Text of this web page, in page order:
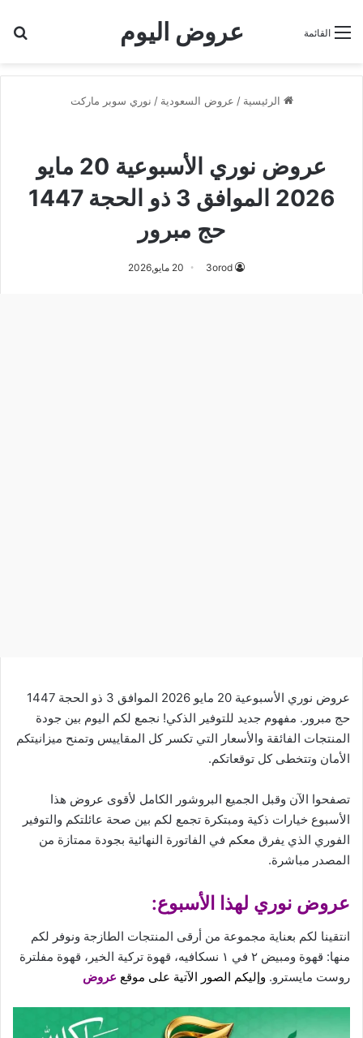
عروض اليوم القائمة
الرئيسية / عروض السعودية / نوري سوبر ماركت
عروض نوري الأسبوعية 20 مايو
2026 الموافق 3 ذو الحجة 1447
حج مبرور
3orod 20 مايو,2026
عروض نوري الأسبوعية 20 مايو 2026 الموافق 3 ذو الحجة 1447
حج مبرور. مفهوم جديد للتوفير الذكي! نجمع لكم اليوم بين جودة
المنتجات الفائقة والأسعار التي تكسر كل المقاييس وتمنح ميزانيتكم
الأمان وتتخطى كل توقعاتكم.
تصفحوا الآن وقبل الجميع البروشور الكامل لأقوى عروض هذا
الأسبوع خيارات ذكية ومبتكرة تجمع لكم بين صحة عائلتكم والتوفير
الفوري الذي يفرق معكم في الفاتورة النهائية بجودة ممتازة من
المصدر مباشرة.
عروض نوري لهذا الأسبوع:
انتقينا لكم بعناية مجموعة من أرقى المنتجات الطازجة ونوفر لكم
منها: قهوة ومبيض ٢ في ١ نسكافيه، قهوة تركية الخير، قهوة مفلترة
روست مايسترو. وإليكم الصور الآتية على موقع عروض